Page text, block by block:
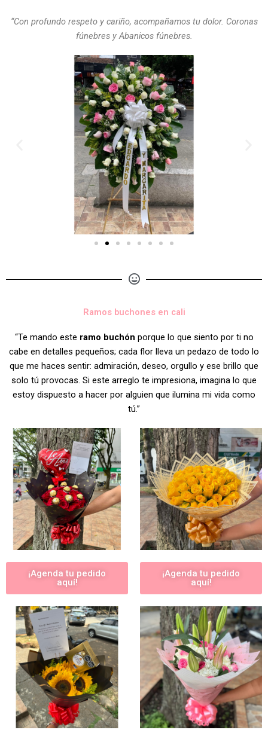
“Con profundo respeto y cariño, acompañamos tu dolor. Coronas
fúnebres y Abanicos fúnebres.
Ramos buchones en cali
“Te mando este ramo buchón porque lo que siento por ti no
cabe en detalles pequeños; cada flor lleva un pedazo de todo lo
que me haces sentir: admiración, deseo, orgullo y ese brillo que
solo tú provocas. Si este arreglo te impresiona, imagina lo que
estoy dispuesto a hacer por alguien que ilumina mi vida como
tú.”
¡Agenda tu pedido
aquí!
¡Agenda tu pedido
aquí!